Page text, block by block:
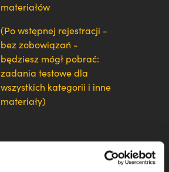
materiałów
(Po wstępnej rejestracji -
bez zobowiązań -
będziesz mógł pobrać:
zadania testowe dla
wszystkich kategorii i inne
materiały)
ponoszone PO konkursie i